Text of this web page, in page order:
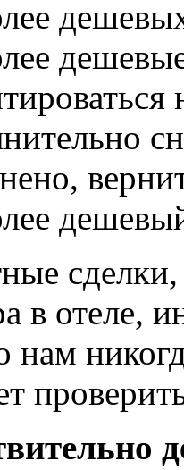
в отеле,
нам